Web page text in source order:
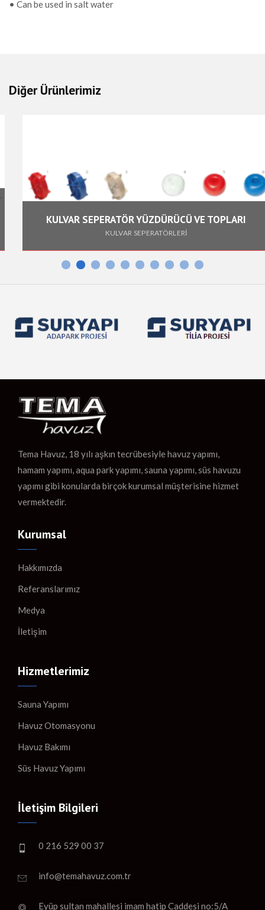
• Can be used in salt water
Diğer Ürünlerimiz
KULVAR SEPERATÖR YÜZDÜRÜCÜ VE TOPLARI
KULVAR SEPERATÖRLERİ
Tema Havuz, 18 yılı aşkın tecrübesiyle havuz yapımı,
hamam yapımı, aqua park yapımı, sauna yapımı, süs havuzu
yapımı gibi konularda birçok kurumsal müşterisine hizmet
vermektedir.
Kurumsal
Hakkımızda
Referanslarımız
Medya
İletişim
Hizmetlerimiz
Sauna Yapımı
Havuz Otomasyonu
Havuz Bakımı
Süs Havuz Yapımı
İletişim Bilgileri
0 216 529 00 37
info@temahavuz.com.tr
Eyüp sultan mahallesi imam hatip Caddesi no:5/A